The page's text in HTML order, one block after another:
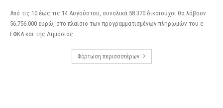
Από τις 10 έως τις 14 Αυγούστου, συνολικά 58.370 δικαιούχοι θα λάβουν
56.756.000 ευρώ, στο πλαίσιο των προγραμματισμένων πληρωμών του e-
ΕΦΚΑ και της Δημόσιας...
Φόρτωση περισσοτέρων